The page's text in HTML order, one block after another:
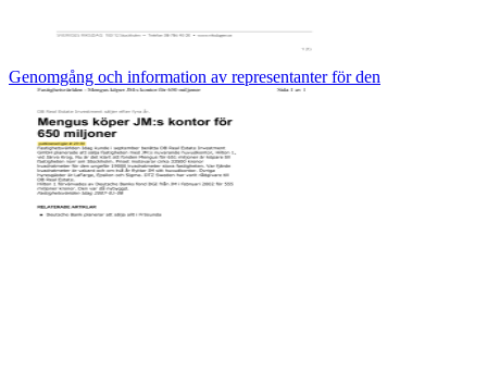
Genomgång och information av representanter för den